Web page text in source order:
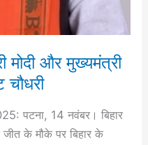
मोदी और मुख्यमंत्री
चौधरी
पटना, 14 नवंबर। बिहार
जीत के मौके पर बिहार के